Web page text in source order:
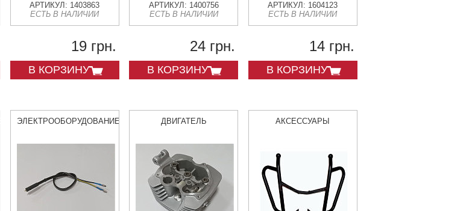
АРТИКУЛ: 1403863
ЕСТЬ В НАЛИЧИИ
19 грн.
В КОРЗИНУ
АРТИКУЛ: 1400756
ЕСТЬ В НАЛИЧИИ
24 грн.
В КОРЗИНУ
АРТИКУЛ: 1604123
ЕСТЬ В НАЛИЧИИ
14 грн.
В КОРЗИНУ
ЭЛЕКТРООБОРУДОВАНИЕ ДВИГАТЕЛЬ АКСЕССУАРЫ